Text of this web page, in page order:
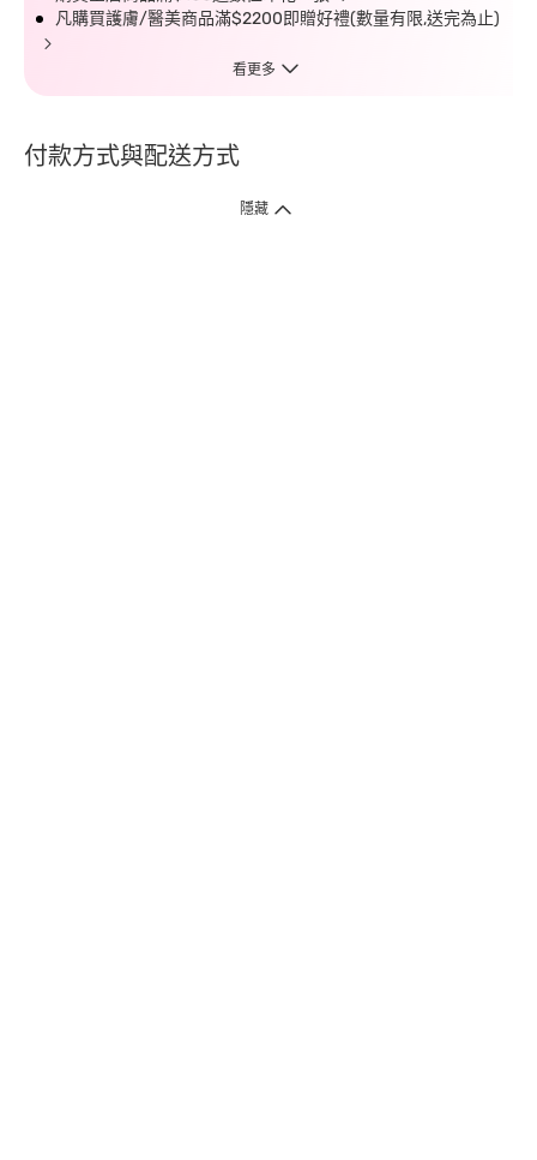
凡購買護膚/醫美商品滿$2200即贈好禮(數量有限,送完為止)
看更多
付款方式與配送方式
隱藏